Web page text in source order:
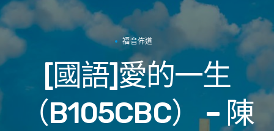
福音佈道
[國語]愛的一生
（B105CBC） – 陳